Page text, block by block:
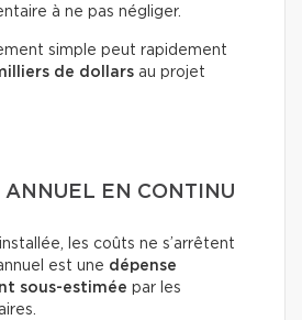
à ne pas négliger.
simple peut rapidement
de dollars au projet
ANNUEL EN CONTINU
les coûts ne s’arrêtent
est une dépense
sous-estimée par les